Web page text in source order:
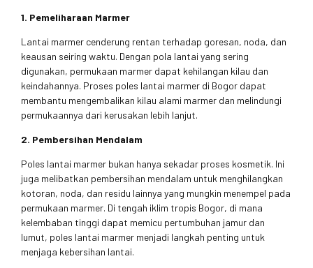
1. Pemeliharaan Marmer
Lantai marmer cenderung rentan terhadap goresan, noda, dan
keausan seiring waktu. Dengan pola lantai yang sering
digunakan, permukaan marmer dapat kehilangan kilau dan
keindahannya. Proses poles lantai marmer di Bogor dapat
membantu mengembalikan kilau alami marmer dan melindungi
permukaannya dari kerusakan lebih lanjut.
2. Pembersihan Mendalam
Poles lantai marmer bukan hanya sekadar proses kosmetik. Ini
juga melibatkan pembersihan mendalam untuk menghilangkan
kotoran, noda, dan residu lainnya yang mungkin menempel pada
permukaan marmer. Di tengah iklim tropis Bogor, di mana
kelembaban tinggi dapat memicu pertumbuhan jamur dan
lumut, poles lantai marmer menjadi langkah penting untuk
menjaga kebersihan lantai.